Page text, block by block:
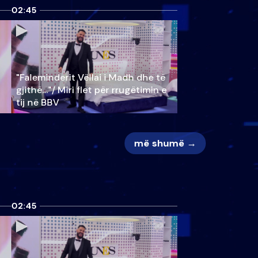
02:45
"Faleminderit Vëllai i Madh dhe të
gjithë…"/ Miri flet për rrugëtimin e
tij në BBV
më shumë →
02:45